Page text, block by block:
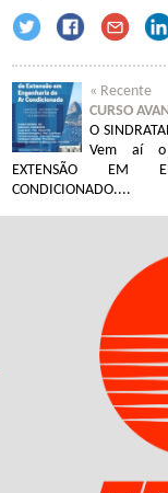
« Recente
CURSO
O
Vem aí o
EXTENSÃO EM
CONDICIONADO....